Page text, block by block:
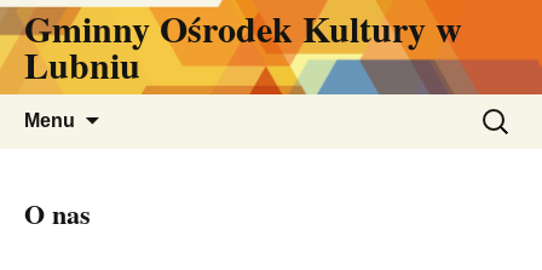
Przejdź
do
treści
Gminny Ośrodek Kultury w
Lubniu
Menu
Szukaj:
O nas